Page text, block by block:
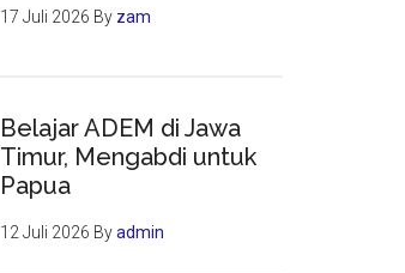
17 Juli 2026 By zam
Belajar ADEM di Jawa
Timur, Mengabdi untuk
Papua
12 Juli 2026 Byadmin